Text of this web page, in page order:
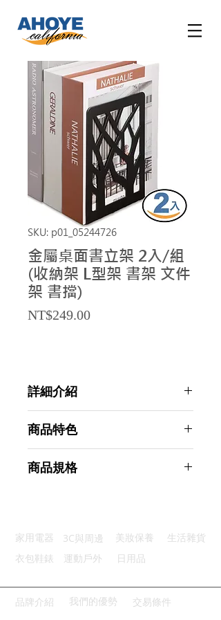
SKU: p01_05244726
金屬桌面書立架 2入/組
(收納架 L型架 書架 文件
架 書擋)
NT$249.00Price
詳細介紹
商品特色
節省空間：L型設計高效收納
商品規格
主要材質：金屬
商品尺寸：17.5*12*9cm
產地名稱：中國大陸
代理商：亞桓有限公司
家用電器 3C與周邊 美妝保養
生活雜貨
衣包鞋錶
運動戶外 日用品
品牌介紹 我們的優勢 交易條件